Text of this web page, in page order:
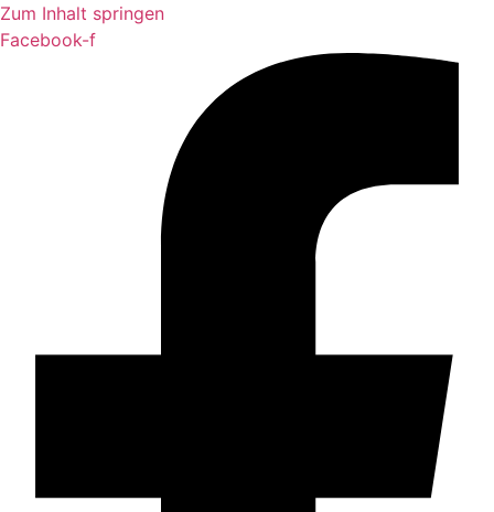
Zum Inhalt springen
Facebook-f